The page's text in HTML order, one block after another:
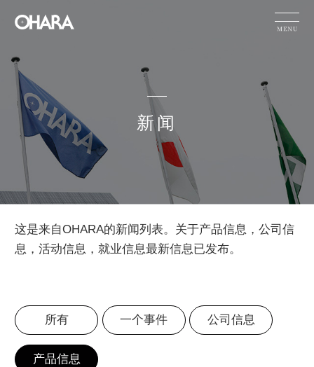
产品信息
公司信息
商品目录下载
新闻
HOME 新闻
这是来自OHARA的新闻列表。关于产品信息，公司信
息，活动信息，就业信息最新信息已发布。
所有 一个事件 公司信息
产品信息